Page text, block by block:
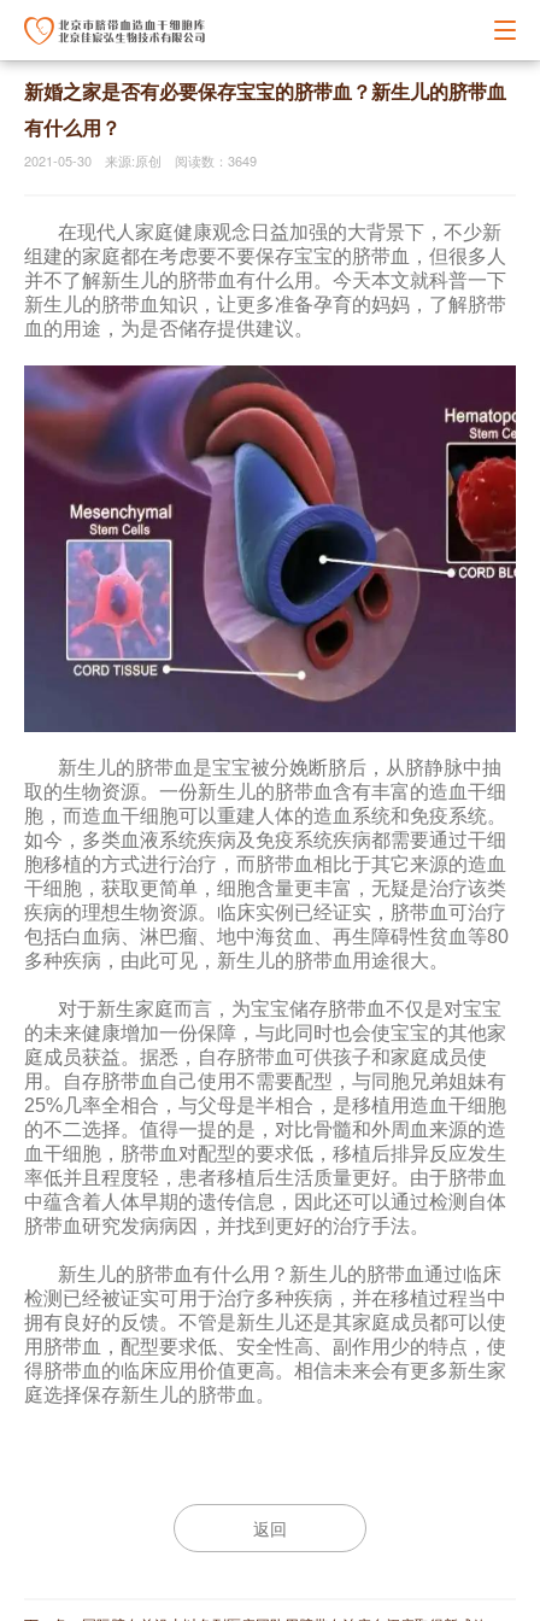
新婚之家是否有必要保存宝宝的脐带血？新生儿的脐带血
有什么用？
2021-05-30 来源:原创 阅读数：3649
在现代人家庭健康观念日益加强的大背景下，不少新
组建的家庭都在考虑要不要保存宝宝的脐带血，但很多人
并不了解新生儿的脐带血有什么用。今天本文就科普一下
新生儿的脐带血知识，让更多准备孕育的妈妈，了解脐带
血的用途，为是否储存提供建议。
新生儿的脐带血是宝宝被分娩断脐后，从脐静脉中抽
取的生物资源。一份新生儿的脐带血含有丰富的造血干细
胞，而造血干细胞可以重建人体的造血系统和免疫系统。
如今，多类血液系统疾病及免疫系统疾病都需要通过干细
胞移植的方式进行治疗，而脐带血相比于其它来源的造血
干细胞，获取更简单，细胞含量更丰富，无疑是治疗该类
疾病的理想生物资源。临床实例已经证实，脐带血可治疗
包括白血病、淋巴瘤、地中海贫血、再生障碍性贫血等80
多种疾病，由此可见，新生儿的脐带血用途很大。
对于新生家庭而言，为宝宝储存脐带血不仅是对宝宝
的未来健康增加一份保障，与此同时也会使宝宝的其他家
庭成员获益。据悉，自存脐带血可供孩子和家庭成员使
用。自存脐带血自己使用不需要配型，与同胞兄弟姐妹有
25%几率全相合，与父母是半相合，是移植用造血干细胞
的不二选择。值得一提的是，对比骨髓和外周血来源的造
血干细胞，脐带血对配型的要求低，移植后排异反应发生
率低并且程度轻，患者移植后生活质量更好。由于脐带血
中蕴含着人体早期的遗传信息，因此还可以通过检测自体
脐带血研究发病病因，并找到更好的治疗手法。
新生儿的脐带血有什么用？新生儿的脐带血通过临床
检测已经被证实可用于治疗多种疾病，并在移植过程当中
拥有良好的反馈。不管是新生儿还是其家庭成员都可以使
用脐带血，配型要求低、安全性高、副作用少的特点，使
得脐带血的临床应用价值更高。相信未来会有更多新生家
庭选择保存新生儿的脐带血。
返回